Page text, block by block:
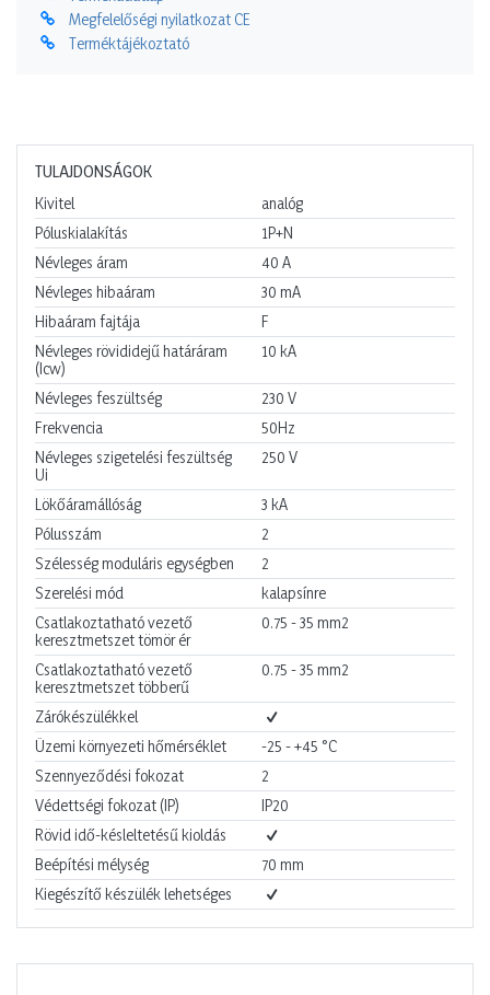
Megfelelőségi nyilatkozat CE
Terméktájékoztató
TULAJDONSÁGOK
Kivitel
analóg
Póluskialakítás
1P+N
Névleges áram
40 A
Névleges hibaáram
30 mA
Hibaáram fajtája
F
Névleges rövididejű határáram
(Icw)
10 kA
Névleges feszültség 230 V
Frekvencia
50Hz
Névleges szigetelési feszültség
Ui
250 V
Lökőáramállóság 3 kA
Pólusszám
2
Szélesség moduláris egységben
2
Szerelési mód
kalapsínre
Csatlakoztatható vezető
keresztmetszet tömör ér
0.75 - 35 mm2
Csatlakoztatható vezető
keresztmetszet többerű
0.75 - 35 mm2
Zárókészülékkel
Üzemi környezeti hőmérséklet
-25 - +45 °C
Szennyeződési fokozat
2
Védettségi fokozat (IP)
IP20
Rövid idő-késleltetésű kioldás
Beépítési mélység
70 mm
Kiegészítő készülék lehetséges